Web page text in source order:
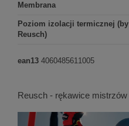
Membrana
Poziom izolacji termicznej (by
Reusch)
ean13 4060485611005
Reusch - rękawice mistrzów